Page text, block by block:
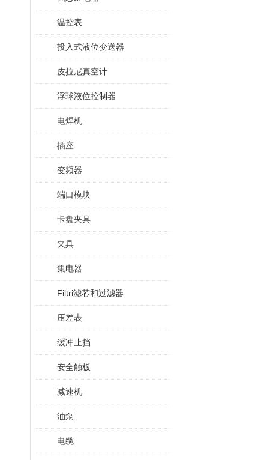
温控表
投入式液位变送器
皮拉尼真空计
浮球液位控制器
电焊机
插座
变频器
端口模块
卡盘夹具
夹具
集电器
Filtri滤芯和过滤器
压差表
缓冲止挡
安全触板
减速机
油泵
电缆